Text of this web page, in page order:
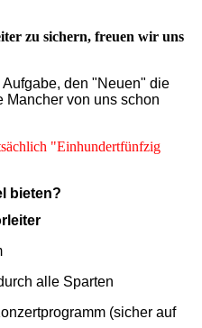
zu sichern, freuen wir uns
den "Neuen" die
Mancher von uns schon
"Einhundertfünfzig
bieten?
alle Sparten
(sicher auf